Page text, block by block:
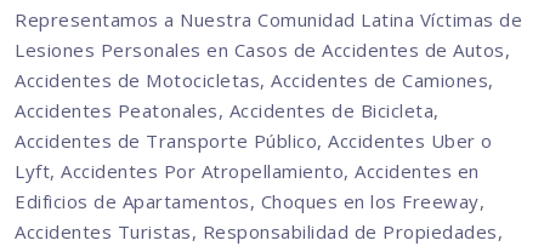
Representamos a Nuestra Comunidad Latina Víctimas de
Lesiones Personales en Casos de Accidentes de Autos,
Accidentes de Motocicletas, Accidentes de Camiones,
Accidentes Peatonales, Accidentes de Bicicleta,
Accidentes de Transporte Público, Accidentes Uber o
Lyft, Accidentes Por Atropellamiento, Accidentes en
Edificios de Apartamentos, Choques en los Freeway,
Accidentes Turistas, Responsabilidad de Propiedades,